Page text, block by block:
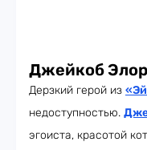
Джейкоб
Дерзкий герой из
недоступностью.
эгоиста, красотой